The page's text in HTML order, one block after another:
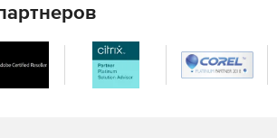
Active Directory (от устаревших
недавно удаленных объектов Active